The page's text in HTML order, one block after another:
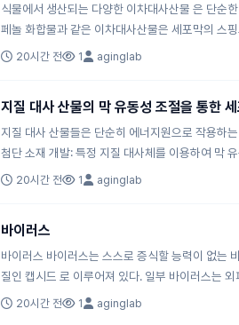
식물에서 생산되는 다양한 이차대사산물 은 단순
페놀 화합물과 같은 이차대사산물은 세포막의 스
20시간 전 1 aginglab
지질 대사 산물의 막 유동성 조절을 통한
지질 대사 산물들은 단순히 에너지원으로 작용하
첨단 소재 개발: 특정 지질 대사체를 이용하여 막
20시간 전 1 aginglab
바이러스
바이러스 바이러스는 스스로 증식할 능력이 없는
질인 캡시드 로 이루어져 있다. 일부 바이러스는
20시간 전 1 aginglab